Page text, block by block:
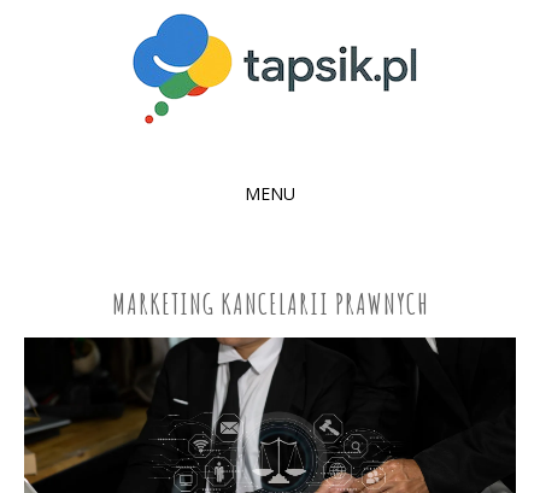
MENU
MARKETING KANCELARII PRAWNYCH